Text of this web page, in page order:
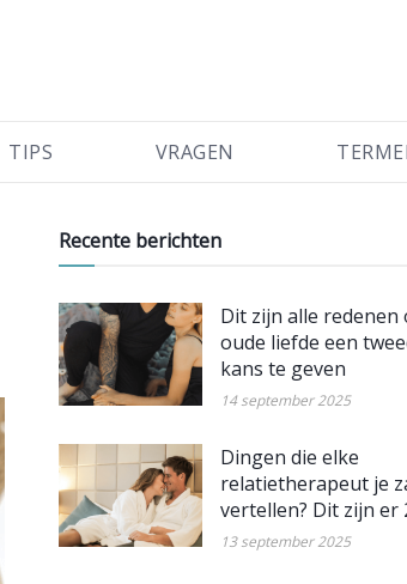
TIPS VRAGEN
Recente berichten
Dit zijn alle redenen
oude liefde een
kans te geven
14 september 2025
Dingen die elke
relatietherapeut je
vertellen? Dit zijn er
13 september 2025